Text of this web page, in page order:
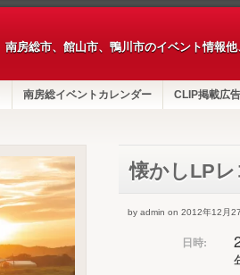
南房総市、館山市、鴨川市のイベント情報
南房総イベントカレンダー CLIP掲載広告
懐かしLP
by admin on 2012年12月
日時: